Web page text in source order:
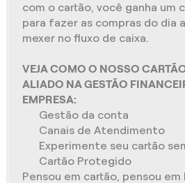
com o cartão, você ganha um
para fazer as compras do dia
mexer no fluxo de caixa.
VEJA COMO O NOSSO
ALIADO NA GESTÃO
EMPRESA:
Gestão da conta
Canais de Atendimento
Experimente seu cartão
Cartão Protegido
Pensou em cartão, pensou em